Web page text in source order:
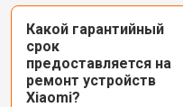
Какой гарантийный
срок
предоставляется на
ремонт устройств
Xiaomi?